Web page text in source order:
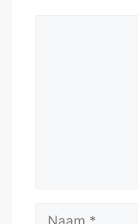
Naam